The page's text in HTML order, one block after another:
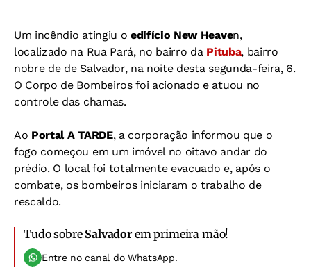
Um incêndio atingiu o edifício New Heaven,
localizado na Rua Pará, no bairro da Pituba, bairro
nobre de de Salvador, na noite desta segunda-feira, 6.
O Corpo de Bombeiros foi acionado e atuou no
controle das chamas.
Ao Portal A TARDE, a corporação informou que o
fogo começou em um imóvel no oitavo andar do
prédio. O local foi totalmente evacuado e, após o
combate, os bombeiros iniciaram o trabalho de
rescaldo.
Tudo sobre Salvadorem primeira mão!
Entre no canal do WhatsApp.